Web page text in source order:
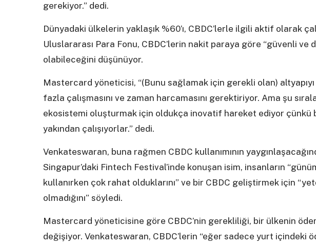
gerekiyor.” dedi.
Dünyadaki ülkelerin yaklaşık %60’ı, CBDC’lerle ilgili aktif olarak
Uluslararası Para Fonu, CBDC’lerin nakit paraya göre “güvenli
olabileceğini düşünüyor.
Mastercard yöneticisi, “(Bunu sağlamak için gerekli olan)
fazla çalışmasını ve zaman harcamasını gerektiriyor. Ama şu
ekosistemi oluşturmak için oldukça inovatif hareket ediyor çünkü
yakından çalışıyorlar.” dedi.
Venkateswaran, buna rağmen CBDC kullanımının
Singapur’daki Fintech Festival’inde konuşan isim, insanların
kullanırken çok rahat olduklarını” ve bir CBDC geliştirmek için
olmadığını” söyledi.
Mastercard yöneticisine göre CBDC’nin gerekliliği, bir ülkenin
değişiyor. Venkateswaran, CBDC’lerin “eğer sadece yurt içindeki